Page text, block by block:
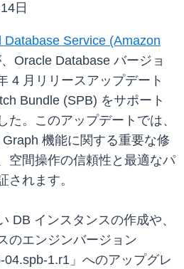
日
Service (Amazon
Oracle Database バージョ
4 月リリースアップデート
Bundle (SPB) をサポート
た。このアップデートでは、
機能に関する重要な修
空間操作の信頼性と最適なパ
されます。
DB インスタンスの作成や、
のエンジンバージョン
04.spb-1.r1」へのアップグレ